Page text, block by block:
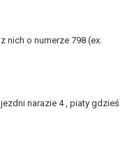
nich o numerze 798 (ex.
narazie 4 , piaty gdzieś